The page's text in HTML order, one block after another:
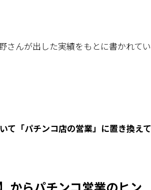
さんが出した実績をもとに書かれてい
て「パチンコ店の営業」に置き換えて